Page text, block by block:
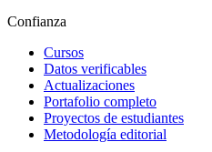
Confianza
Cursos
Datos verificables
Actualizaciones
Portafolio completo
Proyectos de estudiantes
Metodología editorial